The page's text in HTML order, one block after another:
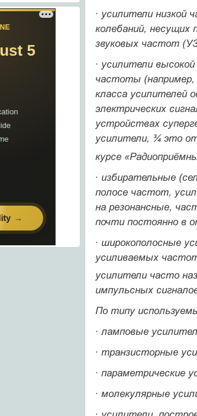
· усилители низкой
колебаний,
звуковых частот
· усилители
частоты (например,
класса усилителей
электрических
устройствах
усилители, ¾ это
курсе
· избирательные
полосе частот,
нарезонансные,
почти постоянно в
· широкополосные
усиливаемых
усилители часто
импульсных
По типу
· ламповые
· транзисторные
· параметрические
· молекулярные